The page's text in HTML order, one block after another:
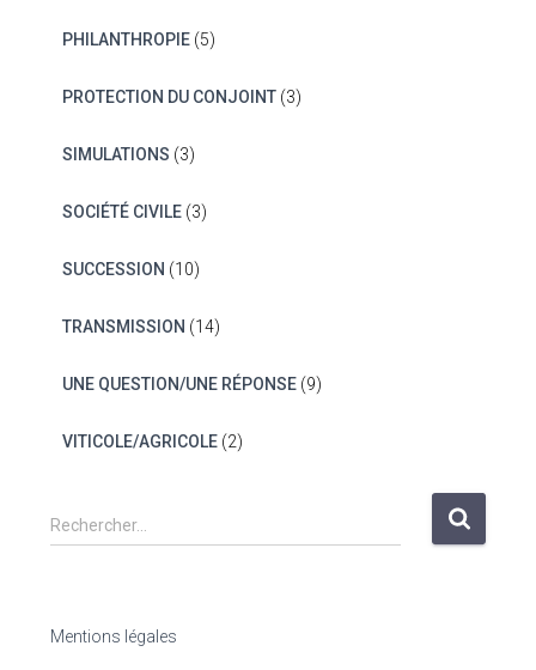
PHILANTHROPIE(5)
PROTECTION DU CONJOINT(3)
SIMULATIONS (3)
SOCIÉTÉ CIVILE(3)
SUCCESSION (10)
TRANSMISSION (14)
UNE QUESTION/UNE RÉPONSE(9)
VITICOLE/AGRICOLE(2)
R
e
r
Rechercher…
Mentions légales